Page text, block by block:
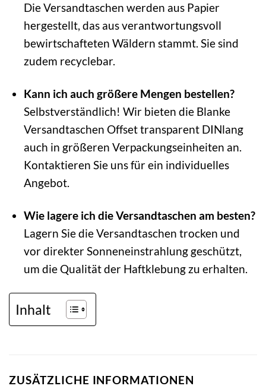
Die Versandtaschen werden aus Papier
hergestellt, das aus verantwortungsvoll
bewirtschafteten Wäldern stammt. Sie sind
zudem recyclebar.
Kann ich auch größere Mengen bestellen?
Selbstverständlich! Wir bieten die Blanke
Versandtaschen Offset transparent DINlang
auch in größeren Verpackungseinheiten an.
Kontaktieren Sie uns für ein individuelles
Angebot.
Wie lagere ich die Versandtaschen am besten?
Lagern Sie die Versandtaschen trocken und
vor direkter Sonneneinstrahlung geschützt,
um die Qualität der Haftklebung zu erhalten.
Inhalt
ZUSÄTZLICHE INFORMATIONEN